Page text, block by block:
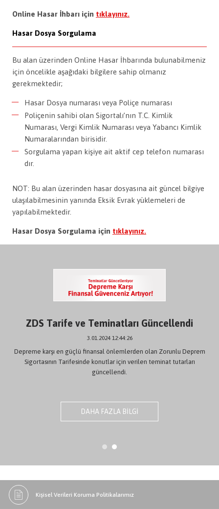
Online Hasar İhbarı için tıklayınız.
Hasar Dosya Sorgulama
Bu alan üzerinden Online Hasar İhbarında bulunabilmeniz
için öncelikle aşağıdaki bilgilere sahip olmanız
gerekmektedir;
Hasar Dosya numarası veya Poliçe numarası
Poliçenin sahibi olan Sigortalı’nın T.C. Kimlik
Numarası, Vergi Kimlik Numarası veya Yabancı Kimlik
Numaralarından birisidir.
Sorgulama yapan kişiye ait aktif cep telefon numarası
dır.
NOT: Bu alan üzerinden hasar dosyasına ait güncel bilgiye
ulaşılabilmesinin yanında Eksik Evrak yüklemeleri de
yapılabilmektedir.
Hasar Dosya Sorgulama için tıklayınız.
ZDS Tarife ve Teminatları Güncellendi
3.01.2024 12:44:26
Depreme karşı en güçlü finansal önlemlerden olan Zorunlu Deprem
Sigortasının Tarifesinde konutlar için verilen teminat tutarları
güncellendi.
DAHA FAZLA BİLGİ
Kişisel Verileri Koruma Politikalarımız